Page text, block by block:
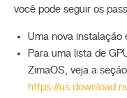
você pode seguir os
Uma nova instalação
Para uma lista de
ZimaOS, veja a
https://